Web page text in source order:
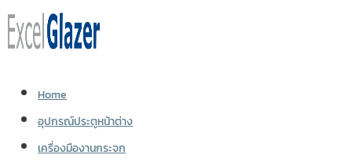
Skip
to
Home
อุปกรณ์ประตูหน้าต่าง
เครื่องมืองานกระจก